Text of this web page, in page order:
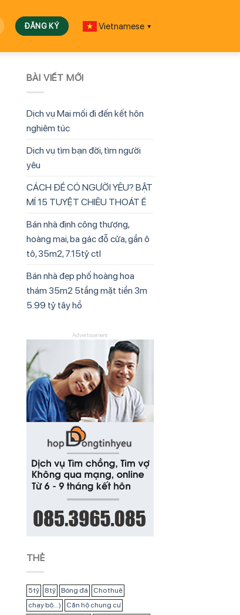
Vietnamese ▼
BÀI VIẾT MỚI
Dịch vụ Mai mối đi đến kết hôn
nghiêm túc
Dịch vụ tìm bạn đời, tìm người
yêu
CÁCH ĐỂ CÓ NGƯỜI YÊU? BẬT
MÍ 15 TUYỆT CHIÊU THOÁT Ế
Bán nhà định công thượng,
hoàng mai, ba gác đỗ cửa, gần ô
tô, 35m2, 7.15tỷ ctl
Bán nhà đẹp phố hoàng hoa
thám 35m2 5tầng mặt tiền 3m
5.99 tỷ tây hồ
Advertisement
THẺ
5 tỷ 8 tỷ Bóng đá
Cho thuê
chạy bộ...)
Căn hộ chung cư